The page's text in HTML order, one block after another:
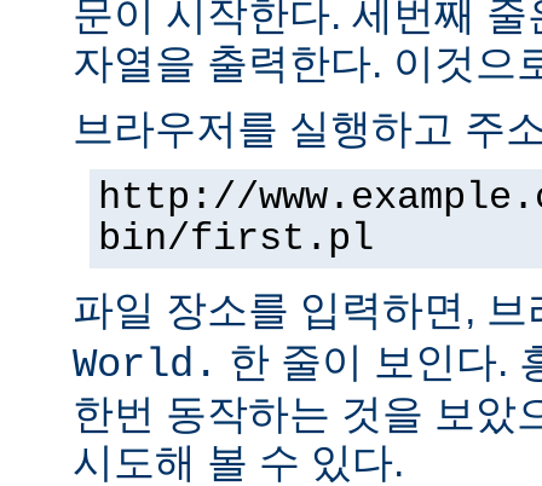
문이 시작한다. 세번째
자열을 출력한다. 이것으
브라우저를 실행하고 주
http://
bin/first.pl
파일 장소를 입력하면,
World. 한 줄이 보인다.
한번 동작하는 것을 보았
시도해 볼 수 있다.